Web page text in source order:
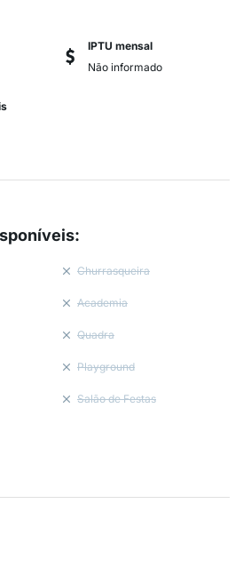
IPTU mensal
Não informado
:
Churrasqueira
Academia
Quadra
Playground
Salão de Festas